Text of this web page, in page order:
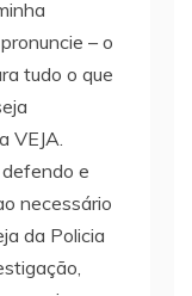
– o
tudo o que
VEJA.
e
necessário
da Policia